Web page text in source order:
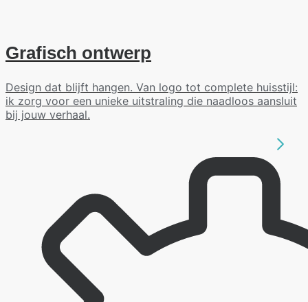
Grafisch ontwerp
Design dat blijft hangen. Van logo tot complete huisstijl:
ik zorg voor een unieke uitstraling die naadloos aansluit
bij jouw verhaal.